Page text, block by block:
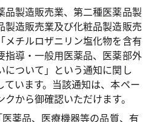
品製造販売業、第二種医薬品製
製造販売業及び化粧品製造販売
メチルロザニリン塩化物を含有
指導・一般用医薬品、医薬部外
について」という通知に関し
います。当該通知は、本ペー
から御確認いただけます。
薬品、医療機器等の品質、有